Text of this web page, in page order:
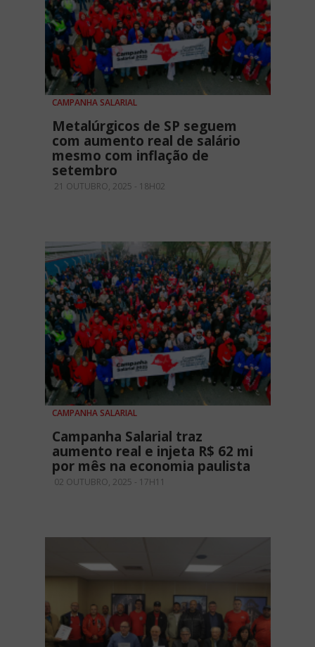
CAMPANHA SALARIAL
Metalúrgicos de SP seguem
com aumento real de salário
mesmo com inflação de
setembro
21 OUTUBRO, 2025 - 18H02
CAMPANHA SALARIAL
Campanha Salarial traz
aumento real e injeta R$ 62 mi
por mês na economia paulista
02 OUTUBRO, 2025 - 17H11